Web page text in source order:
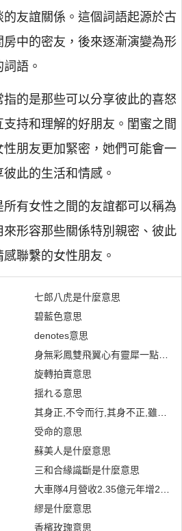
友誼關係。這個詞語起源於古
中的密友，後來逐漸演變為形
語。
的是那些可以分享彼此的喜怒
持和理解的好朋友。閨蜜之間
朋友更加緊密，她們可能會一
此的生活和情感。
有女性之間的友誼都可以稱為
形容那些關係特別親密、彼此
聯繫的女性朋友。
七郎八虎是什麼意思
碧藍色意思
denotes意思
身無彩鳳雙飛翼心有靈犀一點通意
旋轉拍賣意思
揺れる意思
其身正,不令而行,其身不正,雖令不
受命的意思
蘇美人是什麼意思
三和合緣識斷是什麼意思
大車隊4月營收2.35億元年增20%
繆是什麼意思
香檳玫瑰意思